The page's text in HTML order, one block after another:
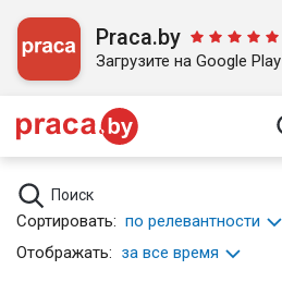
Praca.by
Загрузите на Google Play
Поиск
Сортировать: по релевантности
Отображать: за все время